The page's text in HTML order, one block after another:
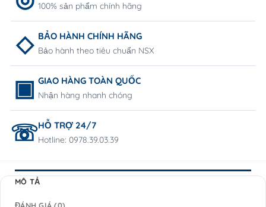
100% sản phẩm chính hãng
BẢO HÀNH CHÍNH HÃNG
Bảo hành theo tiêu chuẩn NSX
GIAO HÀNG TOÀN QUỐC
Nhận hàng nhanh chóng
HỖ TRỢ 24/7
Hotline: 0978.39.03.39
MÔ TẢ